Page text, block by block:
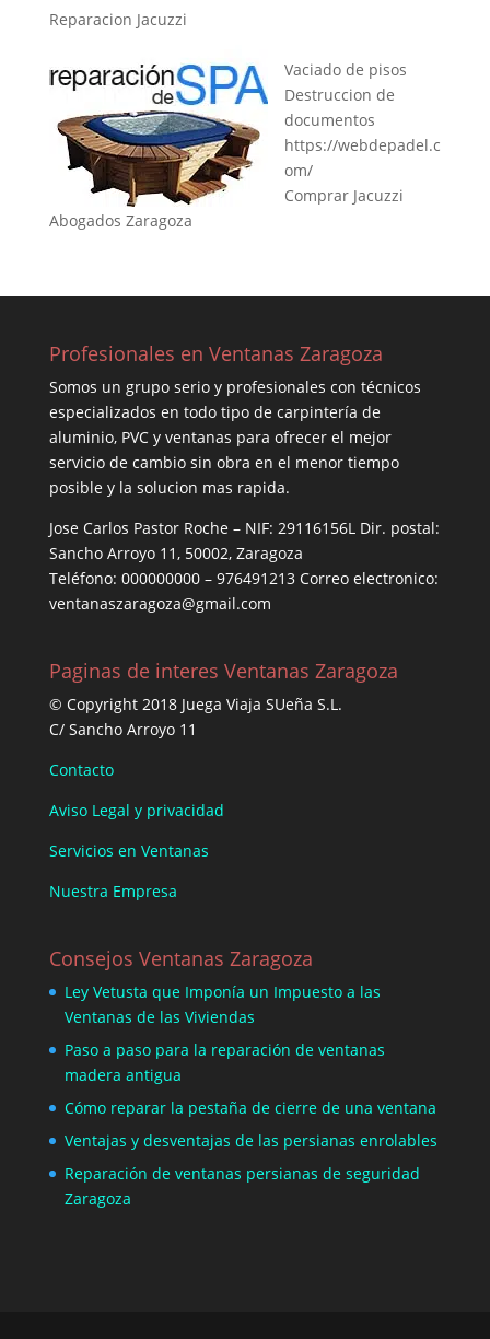
Reparacion Jacuzzi
Vaciado de pisos
Destruccion de
documentos
https://webdepadel.c
om/
Comprar Jacuzzi
Abogados Zaragoza
Profesionales en Ventanas Zaragoza
Somos un grupo serio y profesionales con técnicos
especializados en todo tipo de carpintería de
aluminio, PVC y ventanas para ofrecer el mejor
servicio de cambio sin obra en el menor tiempo
posible y la solucion mas rapida.
Jose Carlos Pastor Roche – NIF: 29116156L Dir. postal:
Sancho Arroyo 11, 50002, Zaragoza
Teléfono: 000000000 – 976491213 Correo electronico:
ventanaszaragoza@gmail.com
Paginas de interes Ventanas Zaragoza
© Copyright 2018 Juega Viaja SUeña S.L.
C/ Sancho Arroyo 11
Contacto
Aviso Legal y privacidad
Servicios en Ventanas
Nuestra Empresa
Consejos Ventanas Zaragoza
Ley Vetusta que Imponía un Impuesto a las
Ventanas de las Viviendas
Paso a paso para la reparación de ventanas
madera antigua
Cómo reparar la pestaña de cierre de una ventana
Ventajas y desventajas de las persianas enrolables
Reparación de ventanas persianas de seguridad
Zaragoza